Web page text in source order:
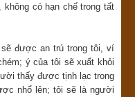
có hạn chế trong tất
được an trú trong tôi, ví
ý của tôi sẽ xuất khỏi
thấy được tịnh lạc trong
nhổ lên; tôi sẽ là người